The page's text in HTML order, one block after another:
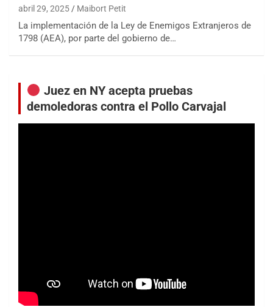
abril 29, 2025 Maibort Petit
La implementación de la Ley de Enemigos Extranjeros de
1798 (AEA), por parte del gobierno de…
Juez en NY acepta pruebas
demoledoras contra el Pollo Carvajal